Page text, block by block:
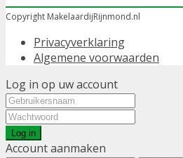
Copyright MakelaardijRijnmond.nl
Privacyverklaring
Algemene voorwaarden
Log in op uw account
Log in
Account aanmaken